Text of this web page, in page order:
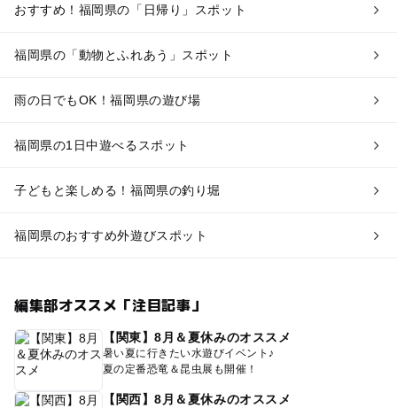
おすすめ！福岡県の「日帰り」スポット
福岡県の「動物とふれあう」スポット
雨の日でもOK！福岡県の遊び場
福岡県の1日中遊べるスポット
子どもと楽しめる！福岡県の釣り堀
福岡県のおすすめ外遊びスポット
編集部オススメ「注目記事」
【関東】8月＆夏休みのオススメ
暑い夏に行きたい水遊びイベント♪
夏の定番恐竜＆昆虫展も開催！
【関西】8月＆夏休みのオススメ